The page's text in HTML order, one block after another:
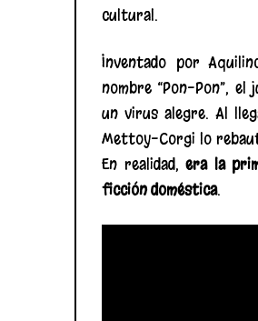
cultural.
Inventado por
nombre “Pon-Pon”, el
un virus alegre. Al
Mettoy-Corgi lo
En realidad, era la
ficción doméstica.